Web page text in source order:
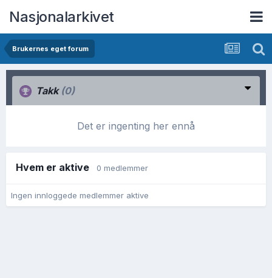
Nasjonalarkivet
Brukernes eget forum
Takk (0)
Det er ingenting her ennå
Hvem er aktive 0 medlemmer
Ingen innloggede medlemmer aktive